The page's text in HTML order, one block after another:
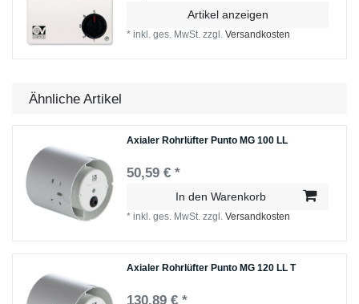
Artikel anzeigen
*inkl. ges. MwSt. zzgl.Versandkosten
Ähnliche Artikel
Axialer Rohrlüfter Punto MG 100 LL
50,59 € *
In den Warenkorb
*inkl. ges. MwSt. zzgl.Versandkosten
Axialer Rohrlüfter Punto MG 120 LL T
130,89 € *